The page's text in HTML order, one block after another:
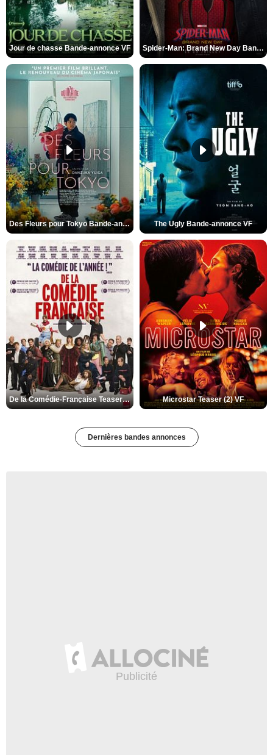
Jour de chasse Bande-annonce VF Spider-Man: Brand New Day Bande-annonce (3) VO STFR
Des Fleurs pour Tokyo Bande-annonce VO STFR The Ugly Bande-annonce VF
De la Comédie-Française Teaser (3) VF Microstar Teaser (2) VF
Dernières bandes annonces